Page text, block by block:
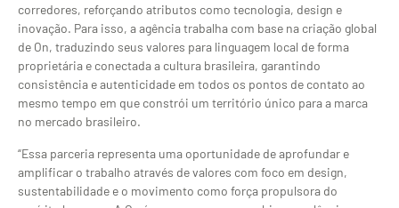
corredores, reforçando atributos como tecnologia, design e
inovação. Para isso, a agência trabalha com base na criação global
de On, traduzindo seus valores para linguagem local de forma
proprietária e conectada a cultura brasileira, garantindo
consistência e autenticidade em todos os pontos de contato ao
mesmo tempo em que constrói um território único para a marca
no mercado brasileiro.
“Essa parceria representa uma oportunidade de aprofundar e
amplificar o trabalho através de valores com foco em design,
sustentabilidade e o movimento como força propulsora do